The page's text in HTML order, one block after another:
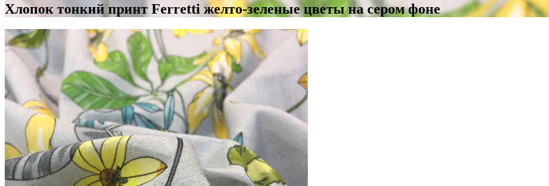
Хлопок тонкий принт Ferretti желто-зеленые цветы на сером фоне